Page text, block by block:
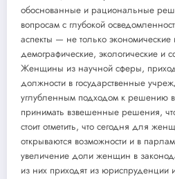
обоснованные и рациональные
вопросам с глубокой
аспекты — не только
демографические, экологические и
Женщины из научной сферы,
должности в государственные
углубленным подходом к решению
принимать взвешенные решения,
стоит отметить, что сегодня для
открываются возможности и в
увеличение доли женщин в
из них приходят из юриспруденции